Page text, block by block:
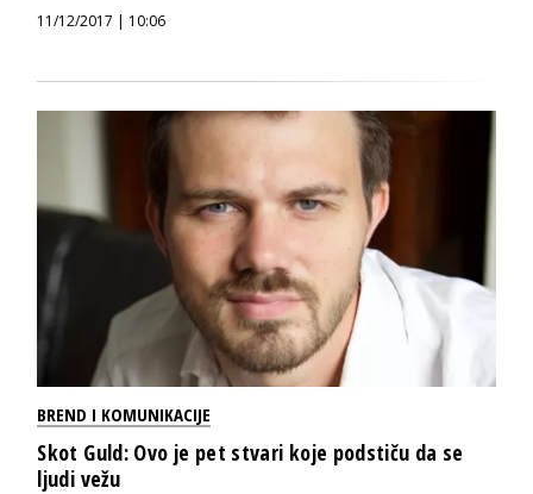
11/12/2017 | 10:06
BREND I KOMUNIKACIJE
Skot Guld: Ovo je pet stvari koje podstiču da se
ljudi vežu